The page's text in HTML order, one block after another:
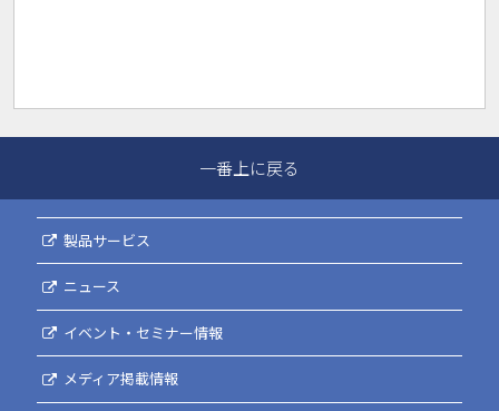
一番上に戻る
製品サービス
ニュース
イベント・セミナー情報
メディア掲載情報